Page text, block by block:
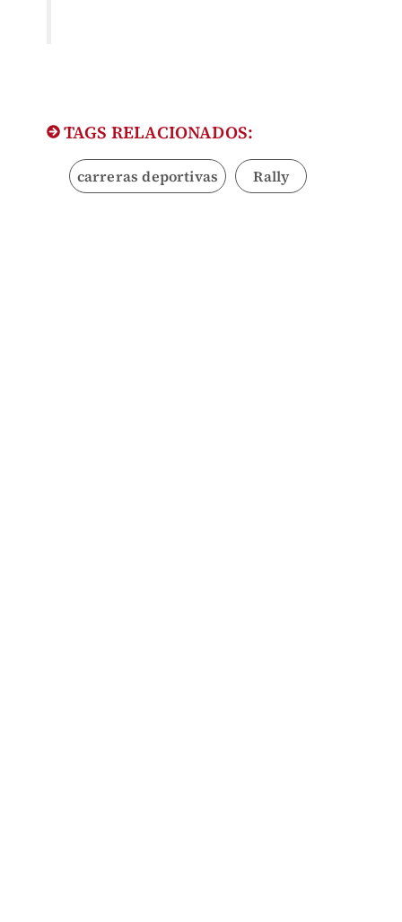
TAGS RELACIONADOS:
carreras deportivas Rally